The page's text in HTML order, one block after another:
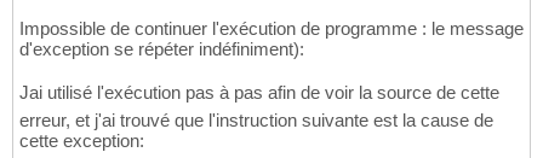
Impossible de continuer l'exécution de programme : le message
d'exception se répéter indéfiniment):
Jai utilisé l'exécution pas à pas afin de voir la source de cette
erreur, et j'ai trouvé que l'instruction suivante est la cause de
cette exception: